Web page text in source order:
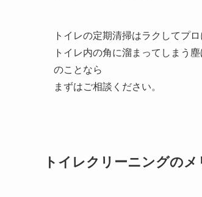
トイレの定期清掃はラクしてプロ
トイレ内の角に溜まってしまう
のことなら
まずはご相談ください。
トイレクリーニングのメ